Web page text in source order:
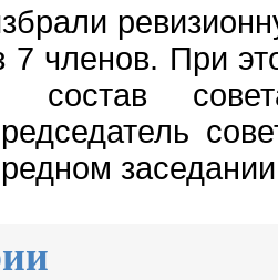
7 членов. При
состав